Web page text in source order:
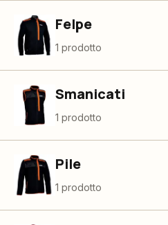
Felpe
1 prodotto
Smanicati
1 prodotto
Pile
1 prodotto